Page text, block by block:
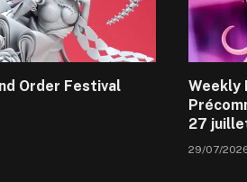
Order Festival
Weekly
27
29/07/